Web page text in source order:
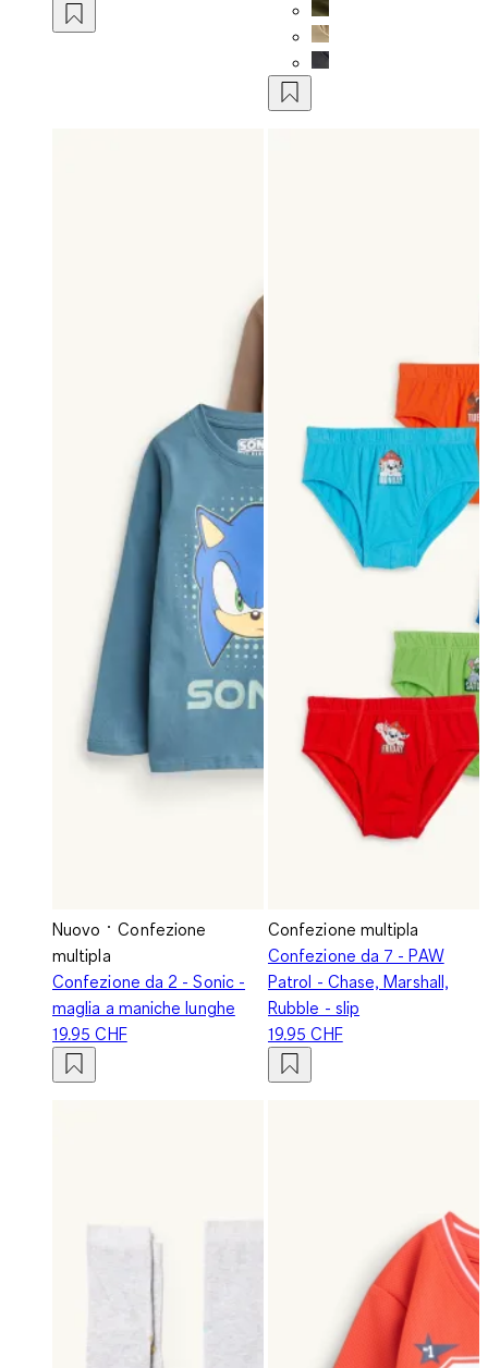
Nuovo
Confezione
multipla
Confezione da 2 - Sonic -
maglia a maniche lunghe
19.95 CHF
Confezione multipla
Confezione da 7 - PAW
Patrol - Chase, Marshall,
Rubble - slip
19.95 CHF